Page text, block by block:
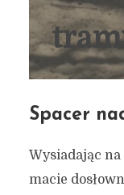
Spacer
Wysiadając
macie